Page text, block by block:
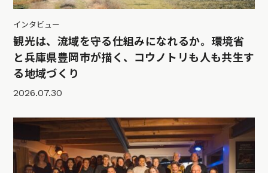
インタビュー
観光は、流域を守る仕組みになれるか。環境省
と兵庫県豊岡市が描く、コウノトリも人も共生す
る地域づくり
2026.07.30